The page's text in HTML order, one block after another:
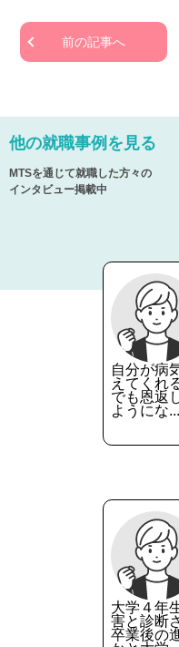
前の記事へ
他の就職事例を見る
MTSを通じて就職した方々の
インタビュー掲載中
自分が病
えてくれ
でも恩返
ようにな...
大学４年
害と診断
卒業後の